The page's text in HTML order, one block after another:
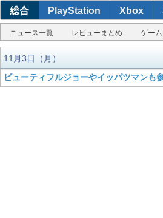
総合 PlayStation Xbox
ニュース一覧 レビューまとめ ゲー
11月3日（月）
ビューティフルジョーやイッパツマンも